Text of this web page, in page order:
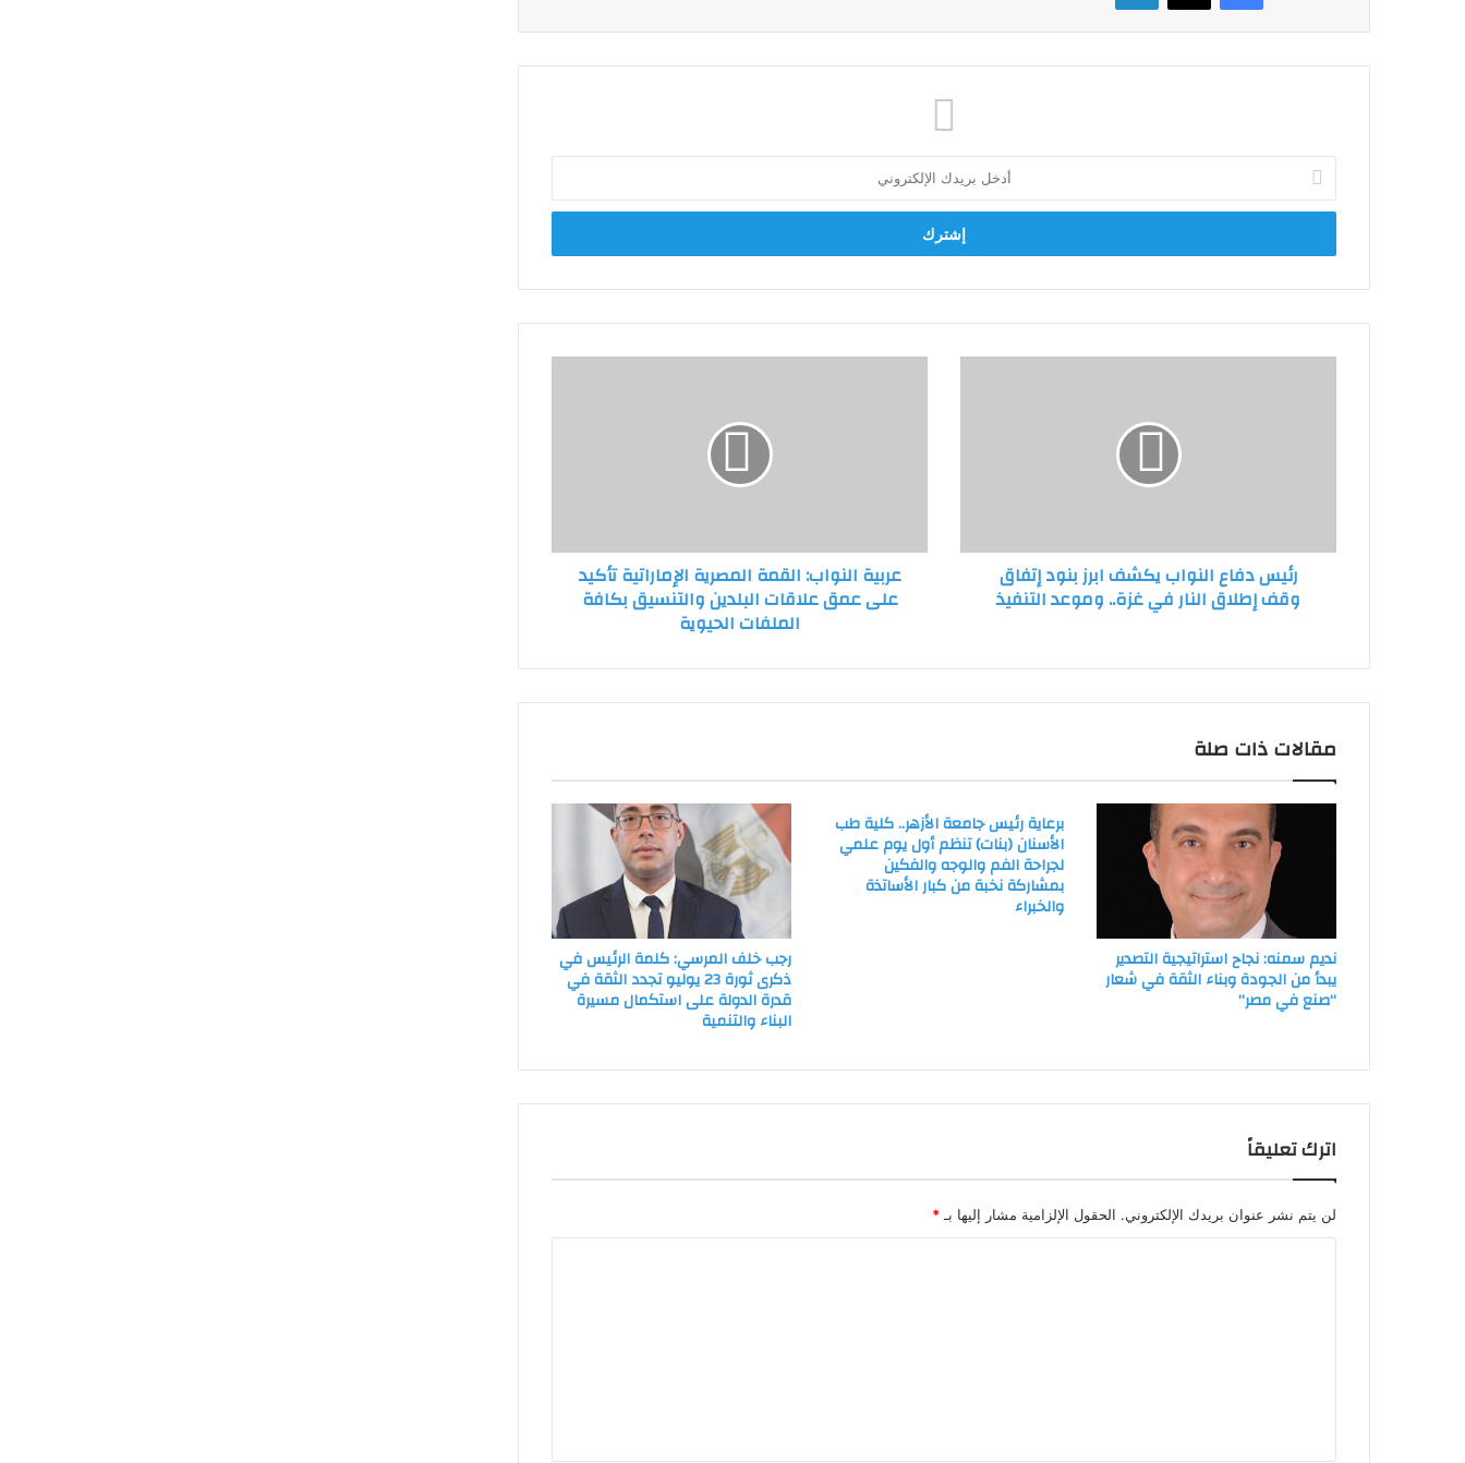
بريدك
الإلكتروني
إطلاق
رئيس دفاع النواب يكشف ابرز بنود إتفاق
وقف إطلاق النار في غزة.. وموعد التنفيذ
علاقات
البلدين
والتنسيق
عربية النواب: القمة المصرية الإماراتية تأكيد
على عمق علاقات البلدين والتنسيق بكافة
الملفات الحيوية
مقالات ذات صلة
نديم سمنه: نجاح استراتيجية التصدير
يبدأ من الجودة وبناء الثقة في شعار
“صنع في مصر”
برعاية رئيس جامعة الأزهر.. كلية طب
الأسنان (بنات) تنظم أول يوم علمي
لجراحة الفم والوجه والفكين
بمشاركة نخبة من كبار الأساتذة
والخبراء
رجب خلف المرسي: كلمة الرئيس في
ذكرى ثورة 23 يوليو تجدد الثقة في
قدرة الدولة على استكمال مسيرة
البناء والتنمية
اترك تعليقاً
لن يتم نشر عنوان بريدك الإلكتروني. الحقول الإلزامية مشار إليها بـ *